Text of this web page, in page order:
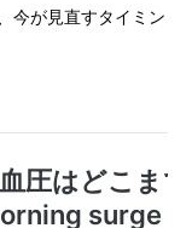
今が見直すタイミン